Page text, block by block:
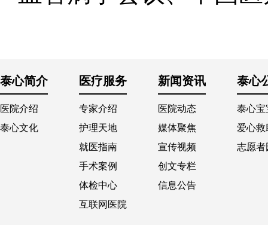
泰心简介 医疗服务 新闻资讯 泰心
医院介绍
泰心文化
专家介绍
护理天地
就医指南
手术案例
体检中心
互联网医院
医院动态
媒体聚焦
宣传视频
创文专栏
信息公告
泰心宝
爱心
志愿者